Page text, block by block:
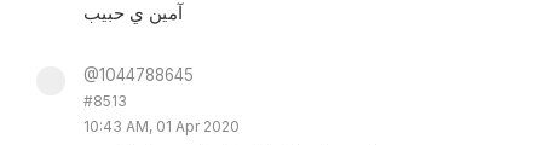
آمين ي حبيب
@1044788645
#8513
10:43 AM, 01 Apr 2020